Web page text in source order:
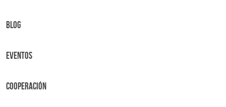
BLOG
Eventos
Cooperación